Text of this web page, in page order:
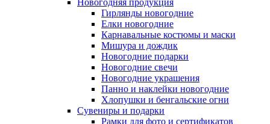
Новогодняя продукция
Гирлянды новогодние
Елки новогодние
Карнавальные костюмы и маски
Мишура и дождик
Новогодние подарки
Новогодние свечи
Новогодние украшения
Панно и наклейки новогодние
Хлопушки и бенгальские огни
Сувениры и подарки
Рамки для фото и сертификатов